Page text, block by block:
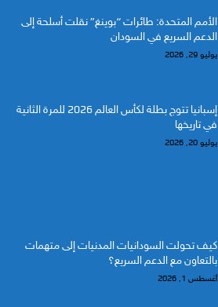
الأمم المتحدة: طائرات “بوينغ” نقلت أسلحة إلى
الدعم السريع في السودان
يوليو 29, 2026
إسبانيا تتوج بطلة لكأس العالم 2026 للمرة الثانية
في تاريخها
يوليو 20, 2026
كيف تحولت السودانيات المدنيات إلى متهمات
بالتعاون مع الدعم السريع؟
أغسطس 1, 2026